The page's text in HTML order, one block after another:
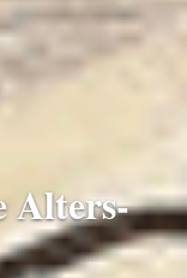
Alters­